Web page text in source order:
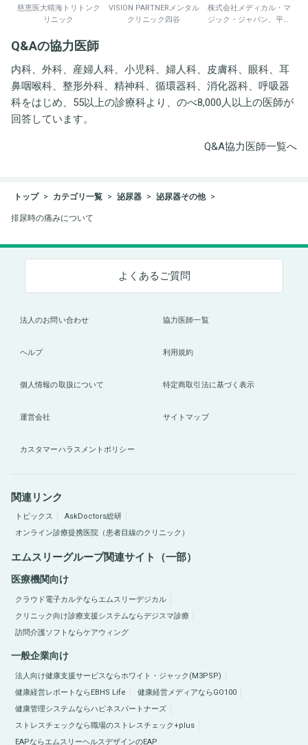
慈恵医大晴海トリトンク
リニック
VISION PARTNERメンタル
クリニック四谷
株式会社メディカル・マ
ジック・ジャパン、平野
Q&Aの協力医師
内科、外科、産婦人科、小児科、婦人科、皮膚科、眼科、耳
鼻咽喉科、整形外科、精神科、循環器科、消化器科、呼吸器
科をはじめ、55以上の診療科より、のべ8,000人以上の医師が
回答しています。
Q&A協力医師一覧へ
トップ カテゴリ一覧 泌尿器 泌尿器その他
排尿時の痛みについて
よくあるご質問
法人のお問い合わせ 協力医師一覧
ヘルプ 利用規約
個人情報の取扱について 特定商取引法に基づく表示
運営会社 サイトマップ
カスタマーハラスメントポリシー
関連リンク
トピックス
AskDoctors総研
オンライン診療提携医院（患者目線のクリニック）
エムスリーグループ関連サイト（一部）
医療機関向け
クラウド電子カルテならエムスリーデジカル
クリニック向け診療支援システムならデジスマ診療
訪問介護ソフトならケアウィング
一般企業向け
法人向け健康支援サービスならホワイト・ジャック(M3PSP)
健康経営レポートならEBHS Life
健康経営メディアならGO100
健康管理システムならハピネスパートナーズ
ストレスチェックなら職場のストレスチェック+plus
EAPならエムスリーヘルスデザインのEAP